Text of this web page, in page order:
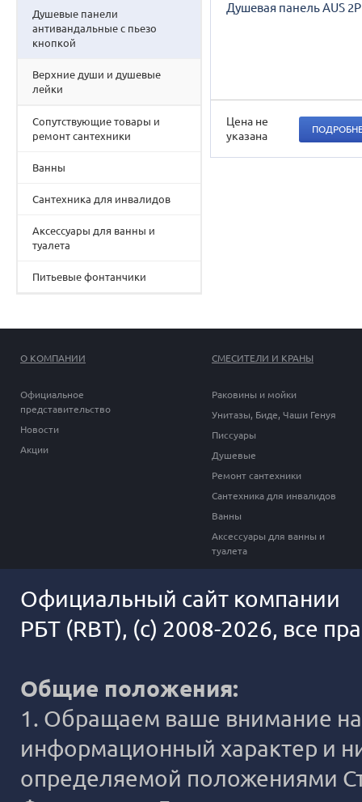
Душевые панели
антивандальные с пьезо
кнопкой
Верхние души и душевые
лейки
Сопутствующие товары и
ремонт сантехники
Ванны
Сантехника для инвалидов
Аксессуары для ванны и
туалета
Питьевые фонтанчики
Душевая панель AUS 2P
Цена не
указана
О КОМПАНИИ
Официальное
представительство
Новости
Акции
СМЕСИТЕЛИ И КРАНЫ
Раковины и мойки
Унитазы, Биде, Чаши Генуя
Писсуары
Душевые
Ремонт сантехники
Сантехника для инвалидов
Ванны
Аксессуары для ванны и
туалета
Официальный сайт компании
РБТ (RBT), (c) 2008-2026, все
Общие положения:
1. Обращаем ваше внимание на
информационный характер и
определяемой положениями